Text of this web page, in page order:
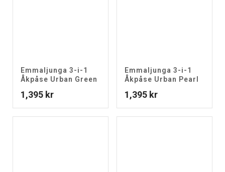
Emmaljunga 3-i-1
Åkpåse Urban Green
1,395 kr
Emmaljunga 3-i-1
Åkpåse Urban Pearl
1,395 kr